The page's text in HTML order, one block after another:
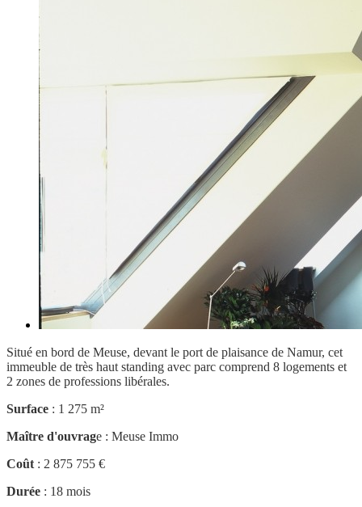
Situé en bord de Meuse, devant le port de plaisance de Namur, cet
immeuble de très haut standing avec parc comprend 8 logements et
2 zones de professions libérales.
Surface : 1 275 m²
Maître d'ouvrage : Meuse Immo
Coût : 2 875 755 €
Durée : 18 mois